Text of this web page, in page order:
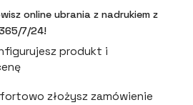
online ubrania z nadrukiem z
7/24!
produkt i
złożysz zamówienie